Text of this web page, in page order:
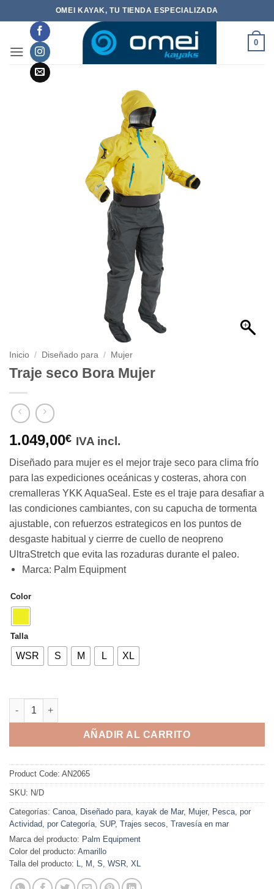
al
contenido
OMEI KAYAK, TU TIENDA ESPECIALIZADA
0
Inicio / Diseñado para / Mujer
Traje seco Bora Mujer
1.049,00€ IVA incl.
Diseñado para mujer es el mejor traje seco para clima frío
para las expediciones oceánicas y costeras, ahora con
cremalleras YKK AquaSeal. Este es el traje para desafiar a
las condiciones cambiantes, con su capucha de tormenta
ajustable, con refuerzos estrategicos en los puntos de
desgaste habitual y cierrre de cuello de neopreno
UltraStretch que evita las rozaduras durante el paleo.
Marca: Palm Equipment
Color
Talla
WSR S M L XL
AÑADIR AL CARRITO
Product Code: AN2065
SKU: N/D
Categorías: Canoa, Diseñado para, kayak de Mar, Mujer, Pesca, por
Actividad, por Categoría, SUP, Trajes secos, Travesía en mar
Marca del producto: Palm Equipment
Color del producto: Amarillo
Talla del producto: L, M , S, WSR, XL